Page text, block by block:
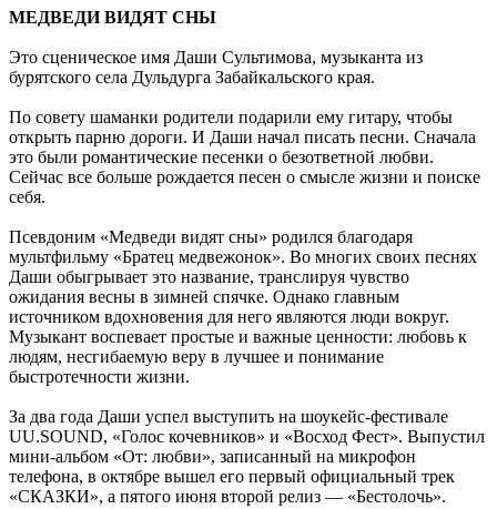
МЕДВЕДИ ВИДЯТ СНЫ
Это сценическое имя Даши Сультимова, музыканта из
бурятского села Дульдурга Забайкальского края.
По совету шаманки родители подарили ему гитару, чтобы
открыть парню дороги. И Даши начал писать песни. Сначала
это были романтические песенки о безответной любви.
Сейчас все больше рождается песен о смысле жизни и поиске
себя.
Псевдоним «Медведи видят сны» родился благодаря
мультфильму «Братец медвежонок». Во многих своих песнях
Даши обыгрывает это название, транслируя чувство
ожидания весны в зимней спячке. Однако главным
источником вдохновения для него являются люди вокруг.
Музыкант воспевает простые и важные ценности: любовь к
людям, несгибаемую веру в лучшее и понимание
быстротечности жизни.
За два года Даши успел выступить на шоукейс-фестивале
UU.SOUND, «Голос кочевников» и «Восход Фест». Выпустил
мини-альбом «От: любви», записанный на микрофон
телефона, в октябре вышел его первый официальный трек
«СКАЗКИ», а пятого июня второй релиз — «Бестолочь».